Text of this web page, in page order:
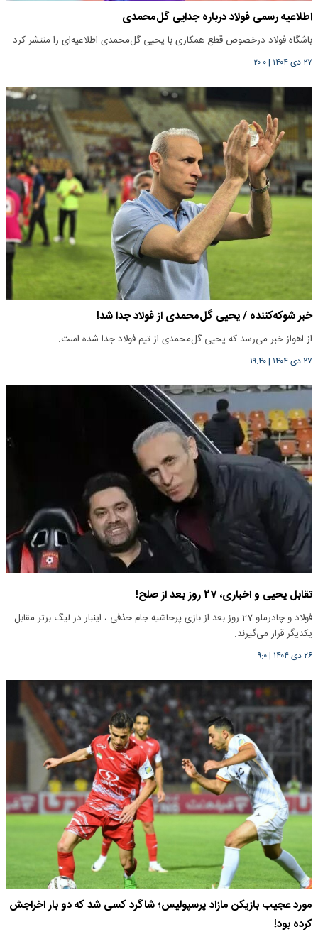
اطلاعیه رسمی فولاد درباره جدایی گل‌محمدی
باشگاه فولاد درخصوص قطع همکاری با یحیی گل‌محمدی اطلاعیه‌ای را منتشر کرد.
۲۷ دی ۱۴۰۴ |۲۰:۰
خبر شوکه‌کننده / یحیی گل‌محمدی از فولاد جدا شد!
از اهواز خبر می‌رسد که یحیی گل‌محمدی از تیم فولاد جدا شده است.
۲۷ دی ۱۴۰۴ |۱۹:۴۰
تقابل یحیی و اخباری، 27 روز بعد از صلح!
فولاد و چادرملو 27 روز بعد از بازی پرحاشیه جام حذفی ، اینبار در لیگ برتر مقابل
یکدیگر قرار می‌گیرند.
۲۶ دی ۱۴۰۴ |۹:۰
مورد عجیب بازیکن مازاد پرسپولیس؛ شاگرد کسی شد که دو بار اخراجش
کرده بود!